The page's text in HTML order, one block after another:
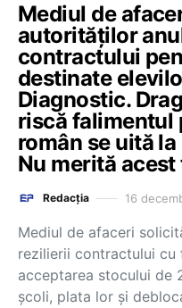
Mediul de
autorităților
contractului
destinate
Diagnostic.
riscă falimentul
român se uită
Nu merită
Redacția 16
Mediul de afaceri
rezilierii contractului cu
acceptarea stocului de
şcoli, plata lor şi